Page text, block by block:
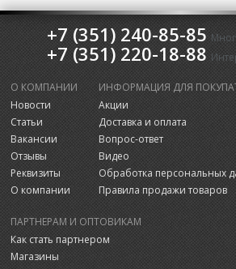
+7 (351) 240-85-85
+7 (351) 220-18-88
О КОМПАНИИ
Новости
Статьи
Вакансии
Отзывы
Реквизиты
О компании
ИНФОРМАЦИЯ ДЛЯ
Акции
Доставка и оплата
Вопрос-ответ
Видео
Обработка персональных
Правила продажи товаров
ПАРТНЕРАМ И ОПТОВИКАМ
Как стать партнером
Магазины